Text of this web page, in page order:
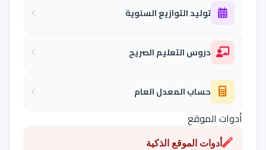
توليد التوازيع السنوية
دروس التعليم الصريح
حساب المعدل العام
أدوات الموقع
أدوات الموقع الذكية